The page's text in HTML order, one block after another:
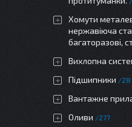
Хомути
нержавіюча
багаторазові,
Вихлопна
Підшипники 28
Вантажне
Оливи 277